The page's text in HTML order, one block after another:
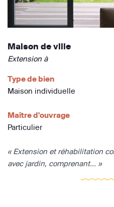
Maison de ville
Extension à
Type de bien
Maison individuelle
Maître d'ouvrage
Particulier
« Extension et réhabilitation
avec jardin, comprenant... »